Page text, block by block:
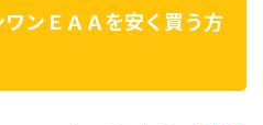
ンＥＡＡを安く買う方